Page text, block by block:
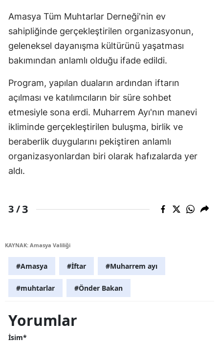
Amasya Tüm Muhtarlar Derneği'nin ev
sahipliğinde gerçekleştirilen organizasyonun,
geleneksel dayanışma kültürünü yaşatması
bakımından anlamlı olduğu ifade edildi.
Program, yapılan duaların ardından iftarın
açılması ve katılımcıların bir süre sohbet
etmesiyle sona erdi. Muharrem Ayı'nın manevi
ikliminde gerçekleştirilen buluşma, birlik ve
beraberlik duygularını pekiştiren anlamlı
organizasyonlardan biri olarak hafızalarda yer
aldı.
3 /3
KAYNAK: Amasya Valiliği
#Amasya #İftar #Muharrem ayı
#muhtarlar #Önder Bakan
Yorumlar
İsim*